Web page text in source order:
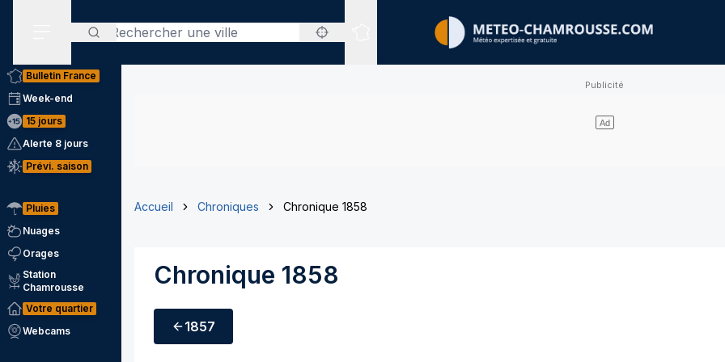
Rechercher
Sites expertisés
Bulletin France
Week-end
15 jours
Alerte 8 jours
Prévi. saison
Pluies
Nuages
Orages
Station
Chamrousse
Votre quartier
Webcams
Accueil Chroniques Chronique 1858
Chronique 1858
1857